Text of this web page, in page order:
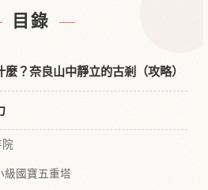
目錄
？奈良山中靜立的古剎（攻略）
級國寶五重塔